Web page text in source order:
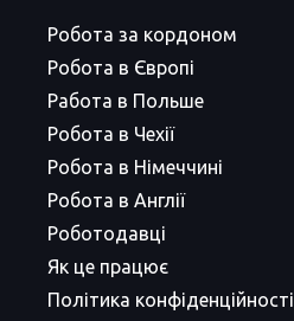
Робота за кордоном
Робота в Європі
Работа в Польше
Робота в Чехії
Робота в Німеччині
Робота в Англії
Роботодавці
Як це працює
Політика конфіденційності